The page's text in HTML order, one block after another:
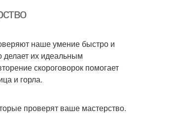
наше умение быстро и
делает их идеальным
скороговорок помогает
и горла.
проверят ваше мастерство.